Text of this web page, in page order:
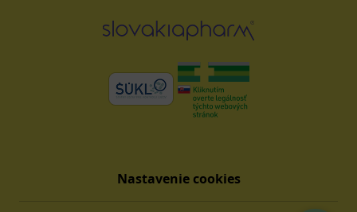
Nastavenie cookies